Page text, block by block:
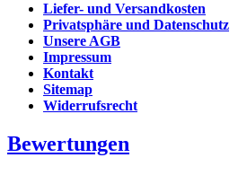
Liefer- und Versandkosten
Privatsphäre und Datenschutz
Unsere AGB
Impressum
Kontakt
Sitemap
Widerrufsrecht
Bewertungen